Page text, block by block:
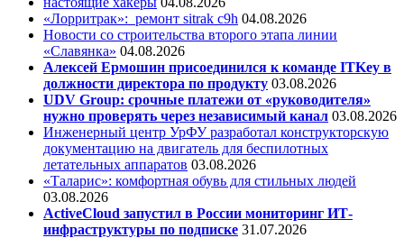
«Лорритрак»: ремонт sitrak c9h 04.08.2026
Новости со строительства второго этапа линии
«Славянка» 04.08.2026
Алексей Ермошин присоединился к команде ITKey в
должности директора по продукту 03.08.2026
UDV Group: срочные платежи от «руководителя»
нужно проверять через независимый канал 03.08.2026
Инженерный центр УрФУ разработал конструкторскую
документацию на двигатель для беспилотных
летательных аппаратов 03.08.2026
«Таларис»: комфортная обувь для стильных людей
03.08.2026
ActiveCloud запустил в России мониторинг ИТ-
инфраструктуры по подписке 31.07.2026